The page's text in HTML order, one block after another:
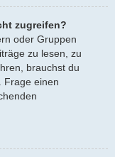
zugreifen?
oder Gruppen
zu lesen, zu
brauchst du
Frage einen